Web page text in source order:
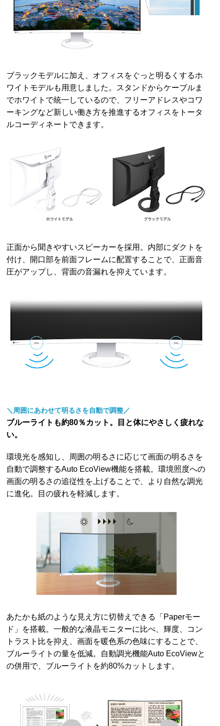
ブラックモデルに加え、オフィスをぐっと明るくするホ
ワイトモデルも用意しました。スタンドからケーブルま
でホワイトで統一しているので、フリーアドレスやコワ
ーキングなど新しい働き方を推進するオフィスをトータ
ルコーディネートできます。
正面から聞きやすいスピーカーを採用。内部にダクトを
付け、開口部を前面フレームに配置することで、正面音
圧がアップし、背面の音漏れを抑えています。
＼周囲にあわせて明るさを自動で調整／
ブルーライトも約80％カット。目と体にやさしく疲れな
い。
環境光を感知し、周囲の明るさに応じて画面の明るさを
自動で調整するAuto EcoView機能を搭載。環境照度への
画面の明るさの追従性を上げることで、より自然な調光
に進化。目の疲れを軽減します。
あたかも紙のような見え方に切替えできる「Paperモー
ド」を搭載。一般的な液晶モニターに比べ、輝度、コン
トラスト比を抑え、画面を暖色系の色味にすることで、
ブルーライトの量を低減。自動調光機能Auto EcoViewと
の併用で、ブルーライトを約80%カットします。